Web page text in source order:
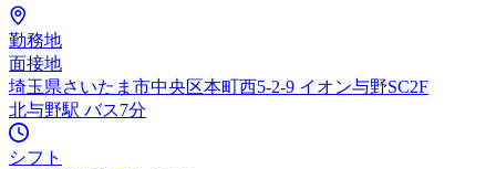
勤務地
面接地
埼玉県さいたま市中央区本町西5-2-9 イオン与野SC2F
北与野駅 バス7分
シフト